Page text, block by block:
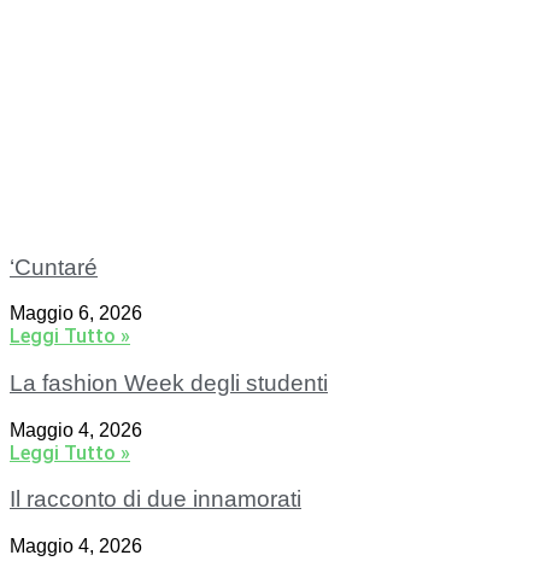
‘Cuntaré
Maggio 6, 2026
Leggi Tutto »
La fashion Week degli studenti
Maggio 4, 2026
Leggi Tutto »
Il racconto di due innamorati
Maggio 4, 2026